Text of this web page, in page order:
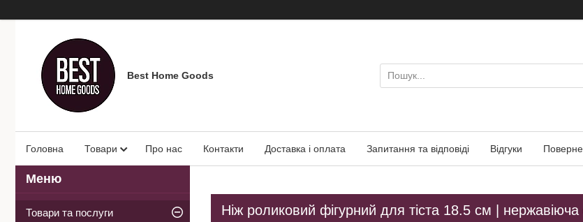
Best Home Goods
Головна Товари Про нас Контакти Доставка і оплата Запитання та відповіді Відгуки
Ніж роликовий фігурний для тіста 18.5 см |
Товари та послуги